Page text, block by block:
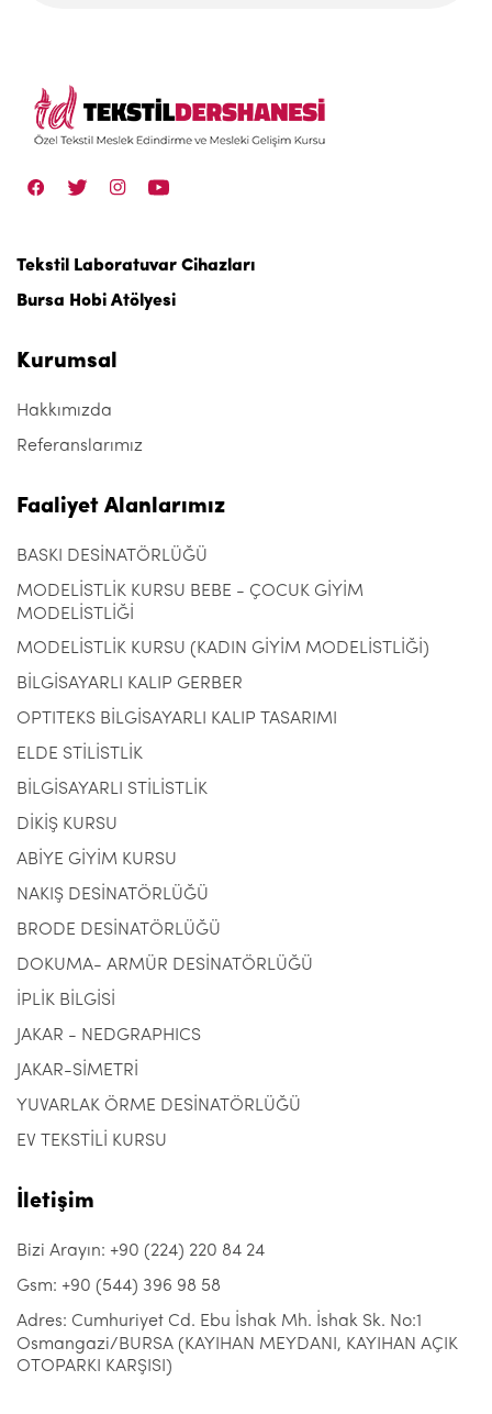
Tekstil Laboratuvar Cihazları
Bursa Hobi Atölyesi
Kurumsal
Hakkımızda
Referanslarımız
Faaliyet Alanlarımız
BASKI DESİNATÖRLÜĞÜ
MODELİSTLİK KURSU BEBE - ÇOCUK GİYİM
MODELİSTLİĞİ
MODELİSTLİK KURSU (KADIN GİYİM MODELİSTLİĞİ)
BİLGİSAYARLI KALIP GERBER
OPTITEKS BİLGİSAYARLI KALIP TASARIMI
ELDE STİLİSTLİK
BİLGİSAYARLI STİLİSTLİK
DİKİŞ KURSU
ABİYE GİYİM KURSU
NAKIŞ DESİNATÖRLÜĞÜ
BRODE DESİNATÖRLÜĞÜ
DOKUMA- ARMÜR DESİNATÖRLÜĞÜ
İPLİK BİLGİSİ
JAKAR - NEDGRAPHICS
JAKAR-SİMETRİ
YUVARLAK ÖRME DESİNATÖRLÜĞÜ
EV TEKSTİLİ KURSU
İletişim
Bizi Arayın: +90 (224) 220 84 24
Gsm: +90 (544) 396 98 58
Adres: Cumhuriyet Cd. Ebu İshak Mh. İshak Sk. No:1
Osmangazi/BURSA (KAYIHAN MEYDANI, KAYIHAN AÇIK
OTOPARKI KARŞISI)